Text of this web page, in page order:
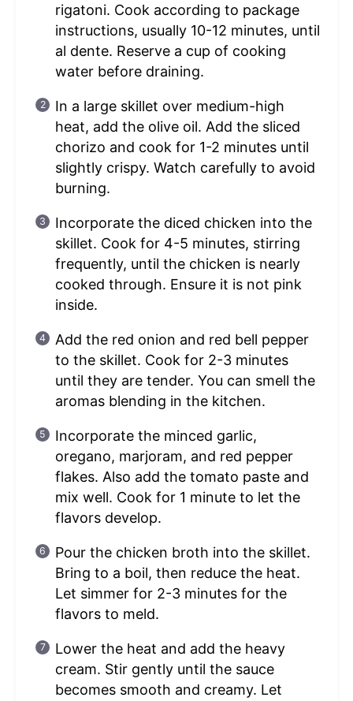
rigatoni. Cook according to package
instructions, usually 10-12 minutes, until
al dente. Reserve a cup of cooking
water before draining.
In a large skillet over medium-high
heat, add the olive oil. Add the sliced
chorizo and cook for 1-2 minutes until
slightly crispy. Watch carefully to avoid
burning.
Incorporate the diced chicken into the
skillet. Cook for 4-5 minutes, stirring
frequently, until the chicken is nearly
cooked through. Ensure it is not pink
inside.
Add the red onion and red bell pepper
to the skillet. Cook for 2-3 minutes
until they are tender. You can smell the
aromas blending in the kitchen.
Incorporate the minced garlic,
oregano, marjoram, and red pepper
flakes. Also add the tomato paste and
mix well. Cook for 1 minute to let the
flavors develop.
Pour the chicken broth into the skillet.
Bring to a boil, then reduce the heat.
Let simmer for 2-3 minutes for the
flavors to meld.
Lower the heat and add the heavy
cream. Stir gently until the sauce
becomes smooth and creamy. Let